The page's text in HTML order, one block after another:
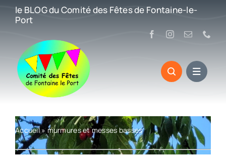
Passer
contenu
le BLOG du Comité des Fêtes de Fontaine-le-
Port
Accueil» murmures et messes basses